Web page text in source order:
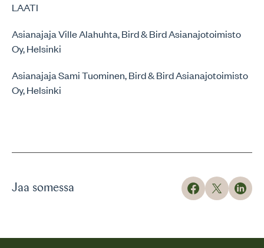
LAATI
Asianajaja Ville Alahuhta, Bird & Bird Asianajotoimisto
Oy, Helsinki
Asianajaja Sami Tuominen, Bird & Bird Asianajotoimisto
Oy, Helsinki
Jaa somessa